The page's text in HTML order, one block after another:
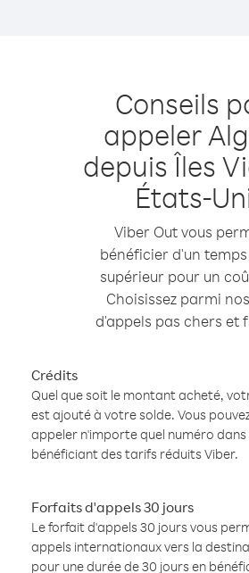
Conseils
appeler
depuis Îles
États-
Viber Out vous
bénéficier d'un
supérieur pour un
Choisissez parmi
d'appels pas chers et
Crédits
Quel que soit le montant acheté,
est ajouté à votre solde. Vous
appeler n'importe quel numéro dans
bénéficiant des tarifs réduits Viber.
Forfaits d'appels 30 jours
Le forfait d'appels 30 jours vous
appels internationaux vers la
pour une durée de 30 jours en